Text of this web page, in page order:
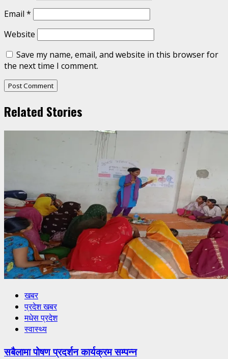
Email *
Website
Save my name, email, and website in this browser for
the next time I comment.
Related Stories
खबर
प्रदेश खबर
मधेस प्रदेश
स्वास्थ्य
सबैलामा पोषण प्रदर्शन कार्यक्रम सम्पन्न